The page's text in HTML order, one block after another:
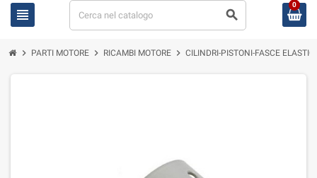
view_headline search
0
chevron_right PARTI MOTORE chevron_right RICAMBI MOTORE chevron_right CILINDRI-PISTONI-FASCE